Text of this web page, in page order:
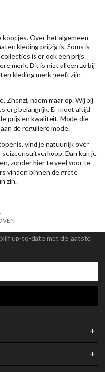
Over het algemeen
kleding prijzig is. Soms is
is er ook een prijs
merk. Dit is niet alleen zo bij
kleding merk heeft zijn
Zhenzi, noem maar op. Wij bij
erg belangrijk. Er moet altijd
prijs en kwaliteit. Mode die
de reguliere mode.
is, vind je natuurlijk over
Dan kun je
zonder hier te veel voor te
vinden binnen de grote
zin.
up-to-date met de laatste
+
+